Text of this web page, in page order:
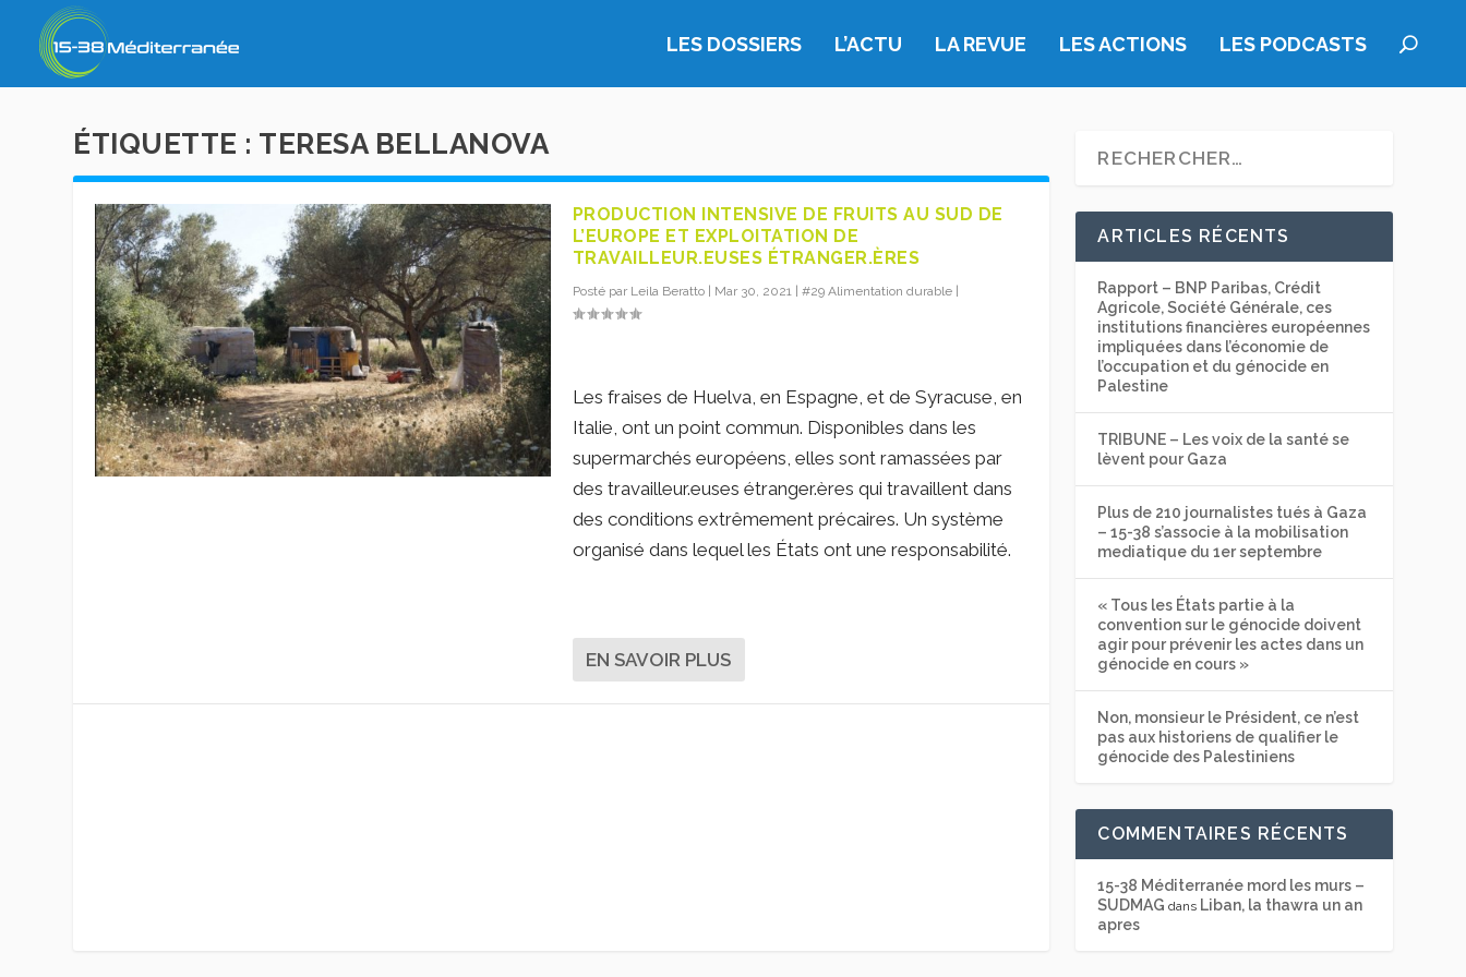
LES DOSSIERS L’ACTU LA REVUE LES ACTIONS LES PODCASTS
ÉTIQUETTE : TERESA BELLANOVA
PRODUCTION INTENSIVE DE FRUITS AU SUD DE
L’EUROPE ET EXPLOITATION DE
TRAVAILLEUR.EUSES ÉTRANGER.ÈRES
Posté par Leila Beratto| Mar 30, 2021| #29 Alimentation durable|
Les fraises de Huelva, en Espagne, et de Syracuse, en
Italie, ont un point commun. Disponibles dans les
supermarchés européens, elles sont ramassées par
des travailleur.euses étranger.ères qui travaillent dans
des conditions extrêmement précaires. Un système
organisé dans lequel les États ont une responsabilité.
EN SAVOIR PLUS
ARTICLES RÉCENTS
Rapport – BNP Paribas, Crédit
Agricole, Société Générale, ces
institutions financières européennes
impliquées dans l’économie de
l’occupation et du génocide en
Palestine
TRIBUNE – Les voix de la santé se
lèvent pour Gaza
Plus de 210 journalistes tués à Gaza
– 15-38 s’associe à la mobilisation
mediatique du 1er septembre
« Tous les États partie à la
convention sur le génocide doivent
agir pour prévenir les actes dans un
génocide en cours »
Non, monsieur le Président, ce n’est
pas aux historiens de qualifier le
génocide des Palestiniens
COMMENTAIRES RÉCENTS
15-38 Méditerranée mord les murs –
SUDMAG dans Liban, la thawra un an
apres